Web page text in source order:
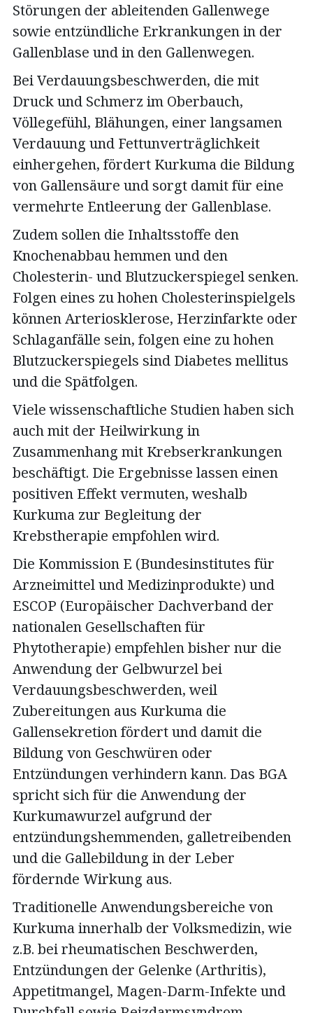
Störungen der ableitenden Gallenwege
sowie entzündliche Erkrankungen in der
Gallenblase und in den Gallenwegen.
Bei Verdauungsbeschwerden, die mit
Druck und Schmerz im Oberbauch,
Völlegefühl, Blähungen, einer langsamen
Verdauung und Fettunverträglichkeit
einhergehen, fördert Kurkuma die Bildung
von Gallensäure und sorgt damit für eine
vermehrte Entleerung der Gallenblase.
Zudem sollen die Inhaltsstoffe den
Knochenabbau hemmen und den
Cholesterin- und Blutzuckerspiegel senken.
Folgen eines zu hohen Cholesterinspielgels
können Arteriosklerose, Herzinfarkte oder
Schlaganfälle sein, folgen eine zu hohen
Blutzuckerspiegels sind Diabetes mellitus
und die Spätfolgen.
Viele wissenschaftliche Studien haben sich
auch mit der Heilwirkung in
Zusammenhang mit Krebserkrankungen
beschäftigt. Die Ergebnisse lassen einen
positiven Effekt vermuten, weshalb
Kurkuma zur Begleitung der
Krebstherapie empfohlen wird.
Die Kommission E (Bundesinstitutes für
Arzneimittel und Medizinprodukte) und
ESCOP (Europäischer Dachverband der
nationalen Gesellschaften für
Phytotherapie) empfehlen bisher nur die
Anwendung der Gelbwurzel bei
Verdauungsbeschwerden, weil
Zubereitungen aus Kurkuma die
Gallensekretion fördert und damit die
Bildung von Geschwüren oder
Entzündungen verhindern kann. Das BGA
spricht sich für die Anwendung der
Kurkumawurzel aufgrund der
entzündungshemmenden, galletreibenden
und die Gallebildung in der Leber
fördernde Wirkung aus.
Traditionelle Anwendungsbereiche von
Kurkuma innerhalb der Volksmedizin, wie
z.B. bei rheumatischen Beschwerden,
Entzündungen der Gelenke (Arthritis),
Appetitmangel, Magen-Darm-Infekte und